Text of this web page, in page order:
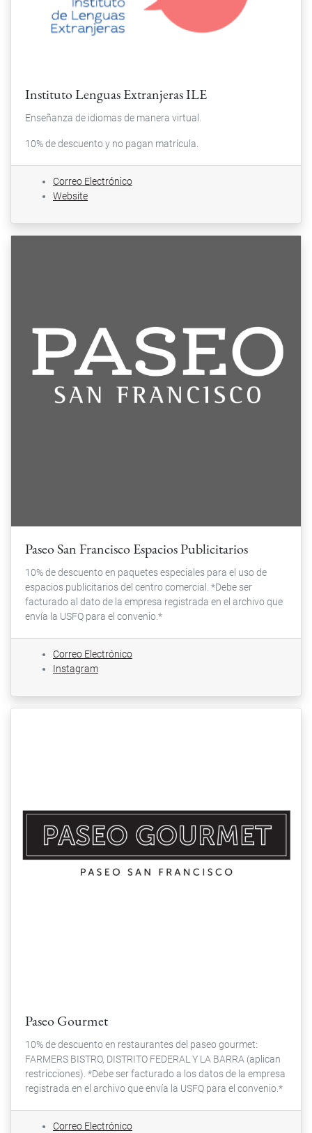
Instituto Lenguas Extranjeras ILE
Enseñanza de idiomas de manera virtual.
10% de descuento y no pagan matrícula.
Correo Electrónico
Website
Paseo San Francisco Espacios Publicitarios
10% de descuento en paquetes especiales para el uso de
espacios publicitarios del centro comercial. *Debe ser
facturado al dato de la empresa registrada en el archivo que
envía la USFQ para el convenio.*
Correo Electrónico
Instagram
Paseo Gourmet
10% de descuento en restaurantes del paseo gourmet:
FARMERS BISTRO, DISTRITO FEDERAL Y LA BARRA (aplican
restricciones). *Debe ser facturado a los datos de la empresa
registrada en el archivo que envía la USFQ para el convenio.*
Correo Electrónico